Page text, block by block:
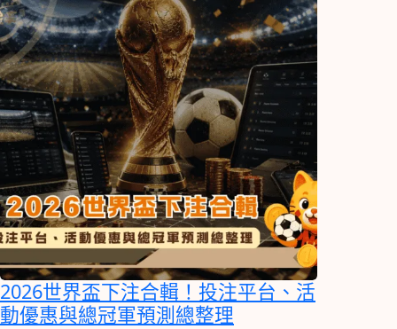
2026世界盃下注合輯！投注平台、活
動優惠與總冠軍預測總整理